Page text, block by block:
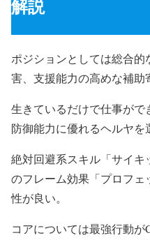
解説
ポジションとしては総合
害、支援能力の高めな補助
生きているだけで仕事が
防御能力に優れるヘルヤを
絶対回避系スキル「サイ
のフレーム効果「プロフ
性が良い。
コアについては最強行動